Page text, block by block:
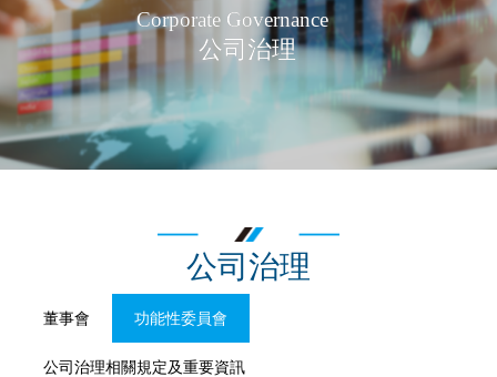
公司治理
Corporate Governance
公司治理
董事會 功能性委員會
公司治理相關規定及重要資訊